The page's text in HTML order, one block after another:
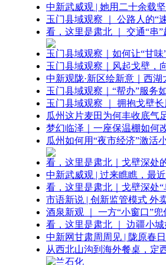
中新武威观 | 她用二十余载
玉门县域观察 ｜ 公路人的“
看，这里是肃北 ｜ 交通“串
玉门县域观察｜如何让“甘味
玉门县域观察｜风起戈壁，
中新观陇·新区绘新意｜西
玉门县域观察｜“帮办”服务
玉门县域观察 ｜ 拥抱戈壁
瓜州这片麦田为何丰收底气
梦幻临泽｜一座保温棚如何
瓜州如何用“夜市经济”激活
看，这里是肃北｜戈壁深处
中新武威观 | 过来瞧瞧，最
看，这里是肃北｜戈壁深处“
市语新说 | 创新监管模式 外
酒泉新观 ｜ 一方“小窗口”兜
看，这里是肃北 ｜ 边疆小城
中新网甘肃周周见 | 陇原春
从西北山沟到海外餐桌，定